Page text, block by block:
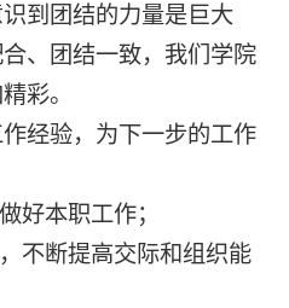
到团结的力量是巨大
、团结一致，我们学院
彩。
经验，为下一步的工作
好本职工作；
不断提高交际和组织能